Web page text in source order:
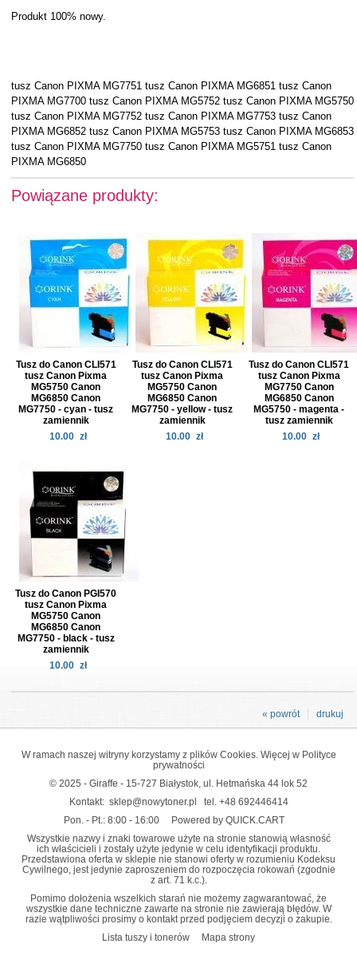
Produkt 100% nowy.
tusz Canon PIXMA MG7751 tusz Canon PIXMA MG6851 tusz Canon
PIXMA MG7700 tusz Canon PIXMA MG5752 tusz Canon PIXMA MG5750
tusz Canon PIXMA MG7752 tusz Canon PIXMA MG7753 tusz Canon
PIXMA MG6852 tusz Canon PIXMA MG5753 tusz Canon PIXMA MG6853
tusz Canon PIXMA MG7750 tusz Canon PIXMA MG5751 tusz Canon
PIXMA MG6850
Powiązane produkty:
Tusz do Canon CLI571
tusz Canon Pixma
MG5750 Canon
MG6850 Canon
MG7750 - cyan - tusz
zamiennik
10.00 zł
Tusz do Canon CLI571
tusz Canon Pixma
MG5750 Canon
MG6850 Canon
MG7750 - yellow - tusz
zamiennik
10.00 zł
Tusz do Canon CLI571
tusz Canon Pixma
MG7750 Canon
MG6850 Canon
MG5750 - magenta -
tusz zamiennik
10.00 zł
Tusz do Canon PGI570
tusz Canon Pixma
MG5750 Canon
MG6850 Canon
MG7750 - black - tusz
zamiennik
10.00 zł
drukuj
« powrót
W ramach naszej witryny korzystamy z plików Cookies. Więcej w Polityce
prywatności
© 2025 - Giraffe - 15-727 Białystok, ul. Hetmańska 44 lok 52
Kontakt: sklep@nowytoner.pl tel. +48 692446414
Pon. - Pt.: 8:00 - 16:00
Powered by QUICK.CART
Wszystkie nazwy i znaki towarowe użyte na stronie stanowią własność
ich właścicieli i zostały użyte jedynie w celu identyfikacji produktu.
Przedstawiona oferta w sklepie nie stanowi oferty w rozumieniu Kodeksu
Cywilnego, jest jedynie zaproszeniem do rozpoczęcia rokowań (zgodnie
z art. 71 k.c.).
Pomimo dołożenia wszelkich starań nie możemy zagwarantować, że
wszystkie dane techniczne zawarte na stronie nie zawierają błędów. W
razie wątpliwości prosimy o kontakt przed podjęciem decyzji o zakupie.
Lista tuszy i tonerów
Mapa strony